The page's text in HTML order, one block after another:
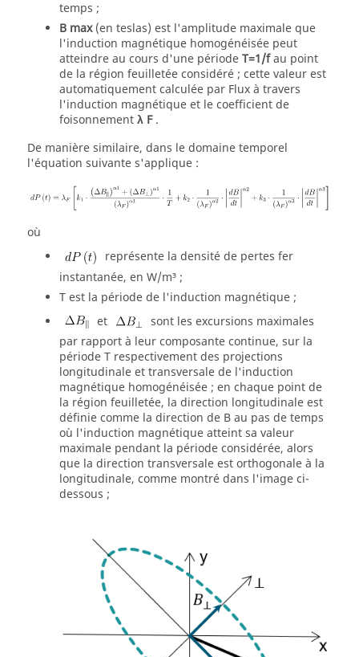
temps ;
B max (en teslas) est l'amplitude maximale que
l'induction magnétique homogénéisée peut
atteindre au cours d'une périodeT=1/fau point
de la région feuilletée considéré ; cette valeur est
automatiquement calculée par Flux à travers
l'induction magnétique et le coefficient de
foisonnementλ F .
De manière similaire, dans le domaine temporel
l'équation suivante s'applique :
où
représente la densité de pertes fer
instantanée, en W/m³ ;
T est la période de l'induction magnétique ;
et
sont les excursions maximales
par rapport à leur composante continue, sur la
période T respectivement des projections
longitudinale et transversale de l'induction
magnétique homogénéisée ; en chaque point de
la région feuilletée, la direction longitudinale est
définie comme la direction de B au pas de temps
où l'induction magnétique atteint sa valeur
maximale pendant la période considérée, alors
que la direction transversale est orthogonale à la
longitudinale, comme montré dans l'image ci-
dessous ;